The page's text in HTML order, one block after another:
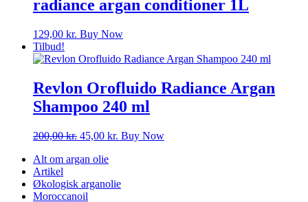
radiance argan conditioner 1L
129,00 kr. Buy Now
Tilbud!
Revlon Orofluido Radiance Argan
Shampoo 240 ml
200,00kr. Den
pris
200,00 kr..
45,00 kr. Den
45,00 kr..
Buy Now
Alt om argan olie
Artikel
Økologisk arganolie
Moroccanoil